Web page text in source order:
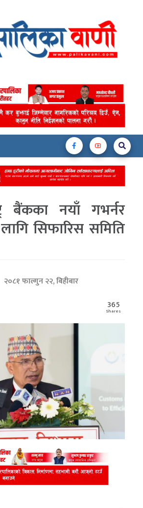
बैंकका नयाँ गभर्नर
सिफारिस समिति
२०८१ फाल्गुन २२, बिहीबार
365
Shares